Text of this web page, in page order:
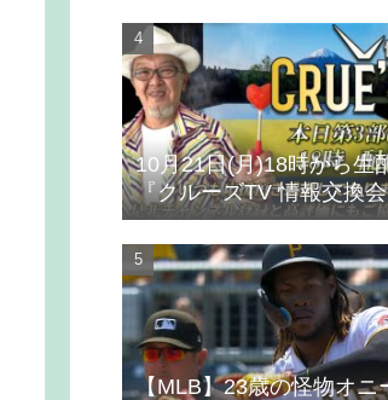
10月21日(月)18時から生
『クルーズTV 情報交換
ニュース 投資 株式市場
投資信託 仮想通貨 ビッ
不動産投資 為替 ベトナ
ラクディナール
【MLB】23歳の怪物オニ